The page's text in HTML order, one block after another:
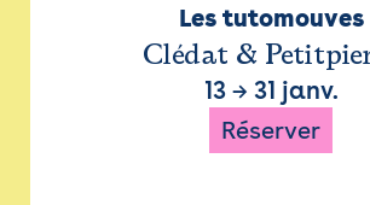
Les tutomouves
Clédat &
13→ 31 janv.
Réserver